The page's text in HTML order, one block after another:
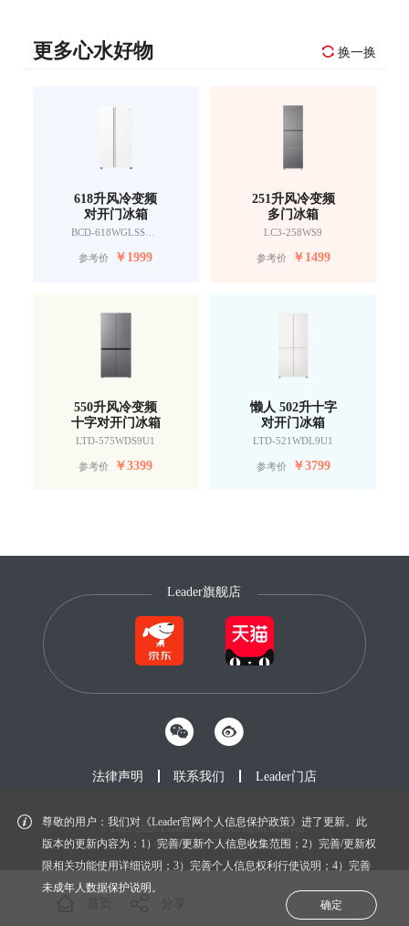
更多心水好物 换一换
618升风冷变频
对开门冰箱
BCD-618WGLSSEDW9
参考价 ￥1999
251升风冷变频
多门冰箱
LC3-258WS9
参考价 ￥1499
550升风冷变频
十字对开门冰箱
LTD-575WDS9U1
参考价 ￥3399
懒人 502升十字
对开门冰箱
LTD-521WDL9U1
参考价 ￥3799
尊敬的用户：我们对《Leader官网个人信息保护政策》进了更新。此
版本的更新内容为：1）完善/更新个人信息收集范围；2）完善/更新权
限相关功能使用详细说明；3）完善个人信息权利行使说明；4）完善
未成年人数据保护说明。
确定
Leader旗舰店
法律声明 联系我们 Leader门店
© 2012-2026 Leader.com.cn. All rights reserved.
鲁ICP备20027604号-1